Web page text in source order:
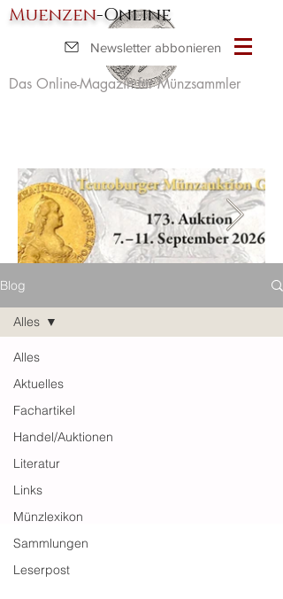
Muenzen-Online
Das Online-Magazin für Münzsammler
Newsletter abbonieren
Blog
Alles
Aktuelles
Fachartikel
Handel/Auktionen
Literatur
Links
Münzlexikon
Sammlungen
Leserpost
Alles